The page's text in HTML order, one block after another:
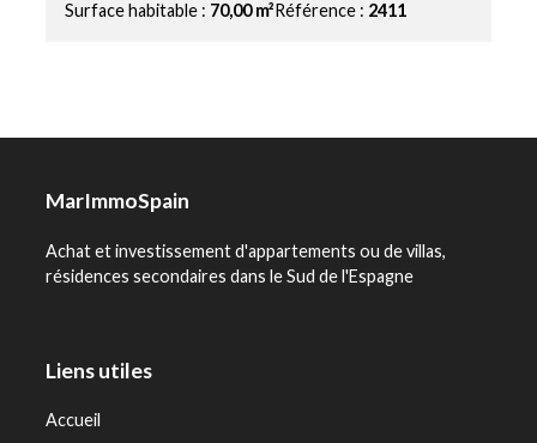
Surface habitable : 70,00 m²Référence : 2411
MarImmoSpain
Achat et investissement d'appartements ou de villas,
résidences secondaires dans le Sud de l'Espagne
Liens utiles
Accueil